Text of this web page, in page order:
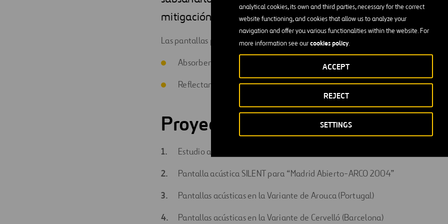
analytical cookies, its own and third parties, necessary for the correct
website functioning, and cookies that allow us to analyze your
navigation and offer you various functionalities within the website. For
more information see ourcookies policy.
SETTINGS
REJECT
ACCEPT
Digitalización
Automatización
Ingeniería
mitigación del impacto.
Las pantallas pueden ser:
Absorbentes
Reflectantes
Proyectos
Estudio acústico y definición de alternativas correctoras en la estación Ave
Pantalla acústica SILENT para “Madrid Abierto-ARCO 2004”
Pantallas acústicas en la Variante de Arouca (Portugal)
Pantallas acústicas en la Variante de Cervelló (Barcelona)